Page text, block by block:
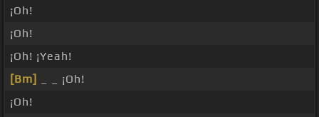
¡Oh!
¡Oh!
¡Oh! ¡Yeah!
[Bm]
_ _ ¡Oh!
¡Oh!